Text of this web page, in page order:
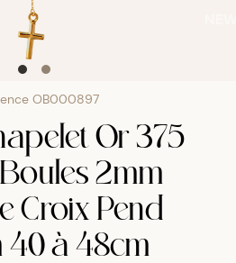
OB000897
Or 375
2mm
Croix Pend
40 à 48cm